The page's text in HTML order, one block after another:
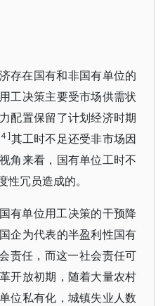
存在国有和非国有单位的
工决策主要受市场供需状
配置保留了计划经济时期
]其工时不足还受非市场因
角来看，国有单位工时不
性冗员造成的。
有单位用工决策的干预降
企为代表的半盈利性国有
责任，而这一社会责任可
开放初期，随着大量农村
位私有化，城镇失业人数